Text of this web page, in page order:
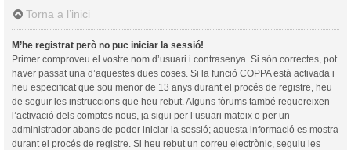
Torna a l’inici
M’he registrat però no puc iniciar la sessió!
Primer comproveu el vostre nom d’usuari i contrasenya. Si són correctes, pot
haver passat una d’aquestes dues coses. Si la funció COPPA està activada i
heu especificat que sou menor de 13 anys durant el procés de registre, heu
de seguir les instruccions que heu rebut. Alguns fòrums també requereixen
l’activació dels comptes nous, ja sigui per l’usuari mateix o per un
administrador abans de poder iniciar la sessió; aquesta informació es mostra
durant el procés de registre. Si heu rebut un correu electrònic, seguiu les